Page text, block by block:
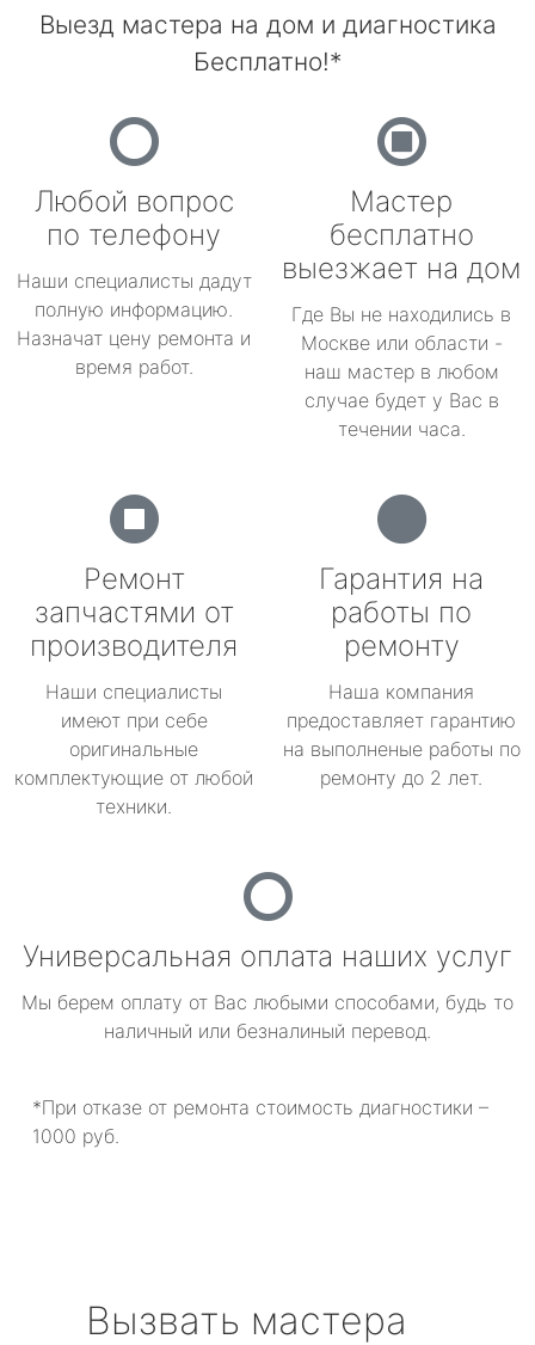
Выезд мастера на дом и диагностика
Бесплатно!*
Любой вопрос
по телефону
Наши специалисты дадут
полную информацию.
Назначат цену ремонта и
время работ.
Мастер
бесплатно
выезжает на дом
Где Вы не находились в
Москве или области -
наш мастер в любом
случае будет у Вас в
течении часа.
Ремонт
запчастями от
производителя
Наши специалисты
имеют при себе
оригинальные
комплектующие от любой
техники.
Гарантия на
работы по
ремонту
Наша компания
предоставляет гарантию
на выполненые работы по
ремонту до 2 лет.
Универсальная оплата наших услуг
Мы берем оплату от Вас любыми способами, будь то
наличный или безналиный перевод.
*При отказе от ремонта стоимость диагностики –
1000 руб.
Вызвать мастера